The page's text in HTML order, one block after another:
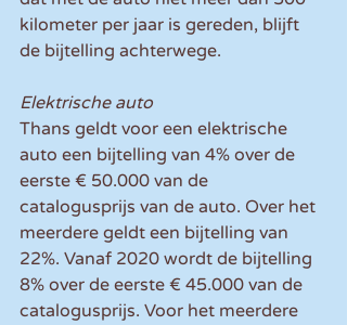
kilometer per jaar is gereden, blijft
de bijtelling achterwege.
Elektrische auto
Thans geldt voor een elektrische
auto een bijtelling van 4% over de
eerste € 50.000 van de
catalogusprijs van de auto. Over het
meerdere geldt een bijtelling van
22%. Vanaf 2020 wordt de bijtelling
8% over de eerste € 45.000 van de
catalogusprijs. Voor het meerdere